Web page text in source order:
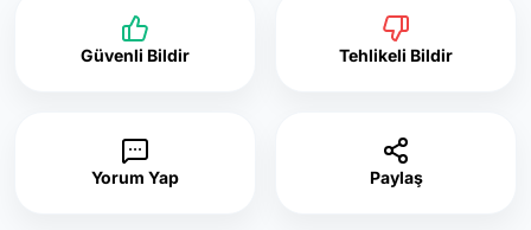
Güvenli Bildir Tehlikeli Bildir
Yorum Yap Paylaş